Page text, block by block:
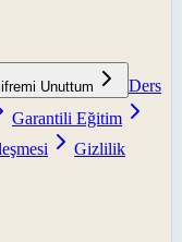
Unuttum
Ders
Garantili Eğitim
Gizlilik